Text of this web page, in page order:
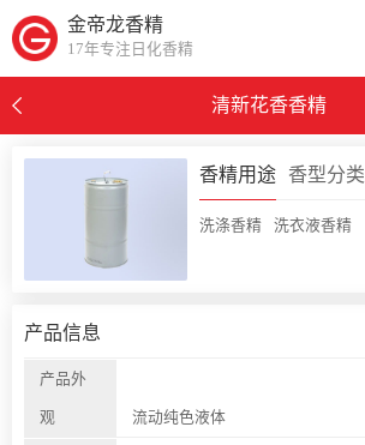
金帝龙香精
17年专注日化香精
清新花香香精
香精用途 香型分类
洗涤香精 洗衣液香精
产品信息
产品外
观 流动纯色液体